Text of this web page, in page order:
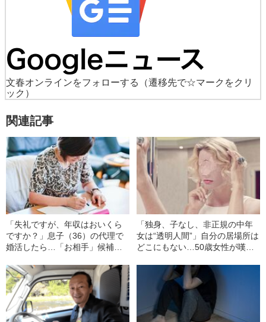
文春オンラインをフォローする
（遷移先で☆マークをクリ
ック）
関連記事
「失礼ですが、年収はおいくら
ですか？」息子（36）の代理で
婚活したら…「お相手」候補の
条件”
「独身、子なし、非正規の中年
女は“透明人間”」自分の居場所は
どこにもない…50歳女性が嘆く
会のひずみ